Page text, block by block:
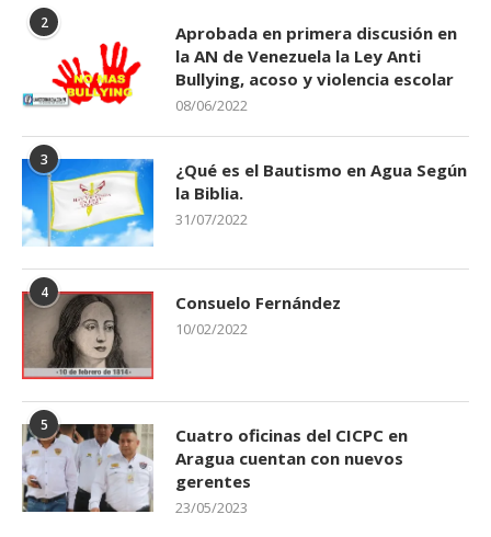
2
Aprobada en primera discusión en
la AN de Venezuela la Ley Anti
Bullying, acoso y violencia escolar
08/06/2022
3
¿Qué es el Bautismo en Agua Según
la Biblia.
31/07/2022
4 Consuelo Fernández
10/02/2022
5
Cuatro oficinas del CICPC en
Aragua cuentan con nuevos
gerentes
23/05/2023